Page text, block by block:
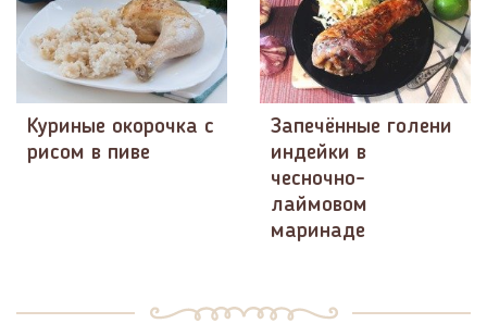
Куриные окорочка с
рисом в пиве
Запечённые голени
индейки в
чесночно-
лаймовом
маринаде